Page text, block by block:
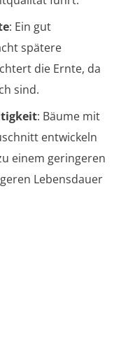
: Ein gut
spätere
die Ernte, da
sind.
: Bäume mit
entwickeln
einem geringeren
Lebensdauer